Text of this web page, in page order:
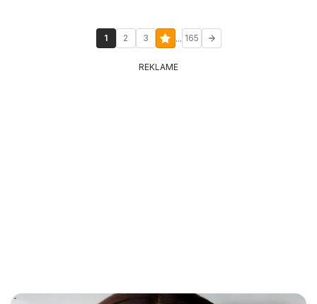
1 2 3 ... 165
REKLAME